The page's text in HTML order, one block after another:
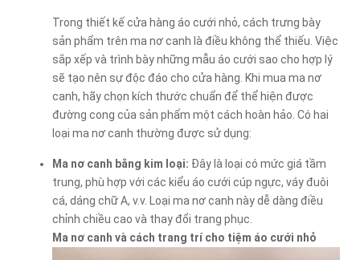
Trong thiết kế cửa hàng áo cưới nhỏ, cách trưng bày
sản phẩm trên ma nơ canh là điều không thể thiếu. Việc
sắp xếp và trình bày những mẫu áo cưới sao cho hợp lý
sẽ tạo nên sự độc đáo cho cửa hàng. Khi mua ma nơ
canh, hãy chọn kích thước chuẩn để thể hiện được
đường cong của sản phẩm một cách hoàn hảo. Có hai
loại ma nơ canh thường được sử dụng:
Ma nơ canh bằng kim loại: Đây là loại có mức giá tầm
trung, phù hợp với các kiểu áo cưới cúp ngực, váy đuôi
cá, dáng chữ A, v.v. Loại ma nơ canh này dễ dàng điều
chỉnh chiều cao và thay đổi trang phục.
Ma nơ canh và cách trang trí cho tiệm áo cưới nhỏ